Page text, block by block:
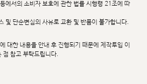
에서의 소비자 보호에 관한 법률 시행령 21조에 따
및 단순변심의 사유로 교환 및 반품이 불가합니다.
대한 내용을 안내 후 진행되기 때문에 제작투입 이
점 참고 부탁드립니다.